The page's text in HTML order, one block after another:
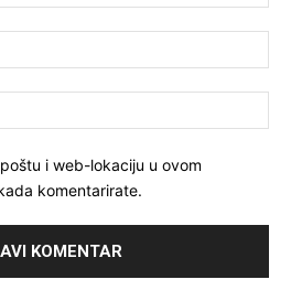
i web-lokaciju u ovom
komentarirate.